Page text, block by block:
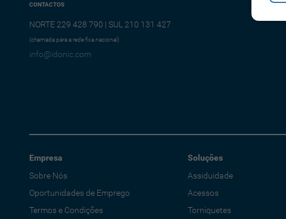
CONTACTOS
NORTE 229 428 790 | SUL 210 131 427
(chamada para a rede fixa nacional)
info@idonic.com
Empresa
Sobre Nós
Oportunidades de Emprego
Termos e Condições
Soluções
Assiduidade
Acessos
Torniquetes